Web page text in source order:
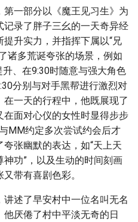
一部分以《魔王见习生》为
录了胖子三幺的一天奇异经
升实力，并指挥下属以“兄
诸多荒诞夸张的场景，例如
、在9:30时随意与强大角色
分别与对手黑帮进行激烈对
一天的行程中，他既展现了
面对心仪的女性时显得步步
MM约定多次尝试约会后才
张幽默的表达，如“天上天
功”，以及生动的时间刻画
带有喜剧色彩。
述了早安村中一位名叫无名
厌倦了村中平淡无奇的日